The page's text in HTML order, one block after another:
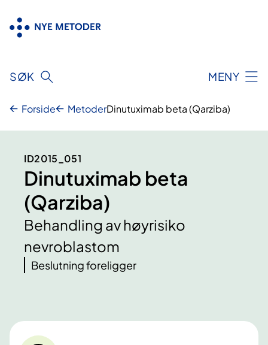
innhold
SØK MENY
Forside MetoderDinutuximab beta (Qarziba)
ID2015_051
Dinutuximab beta
(Qarziba)
Behandling av høyrisiko
nevroblastom
Beslutning foreligger